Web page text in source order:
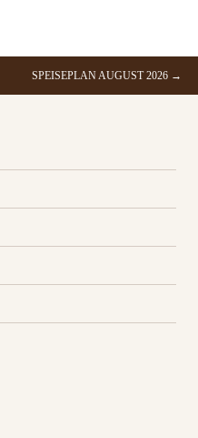
SPEISEPLAN AUGUST 2026 →